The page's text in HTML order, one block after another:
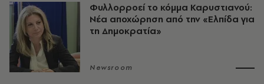
Φυλλορροεί το κόμμα Καρυστιανού:
Νέα αποχώρηση από την «Ελπίδα για
τη Δημοκρατία»
Newsroom